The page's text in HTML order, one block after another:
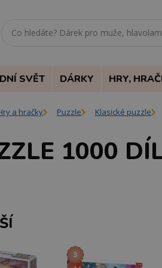
SVĚT DÁRKY HRY,
a hračky Puzzle Klasické puzzle
1000